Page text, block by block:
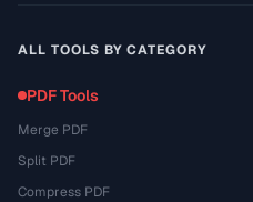
ALL TOOLS BY CATEGORY
PDF Tools
Merge PDF
Split PDF
Compress PDF